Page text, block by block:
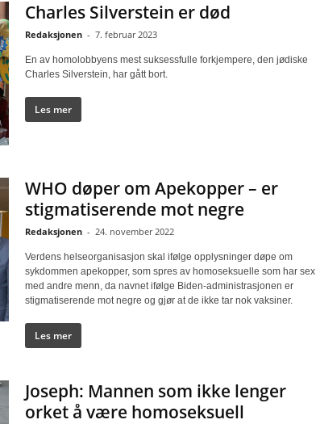
Charles Silverstein er død
Redaksjonen - 7. februar 2023
En av homolobbyens mest suksessfulle forkjempere, den jødiske
Charles Silverstein, har gått bort.
Les mer
WHO døper om Apekopper – er
stigmatiserende mot negre
Redaksjonen - 24. november 2022
Verdens helseorganisasjon skal ifølge opplysninger døpe om
sykdommen apekopper, som spres av homoseksuelle som har sex
med andre menn, da navnet ifølge Biden-administrasjonen er
stigmatiserende mot negre og gjør at de ikke tar nok vaksiner.
Les mer
Joseph: Mannen som ikke lenger
orket å være homoseksuell